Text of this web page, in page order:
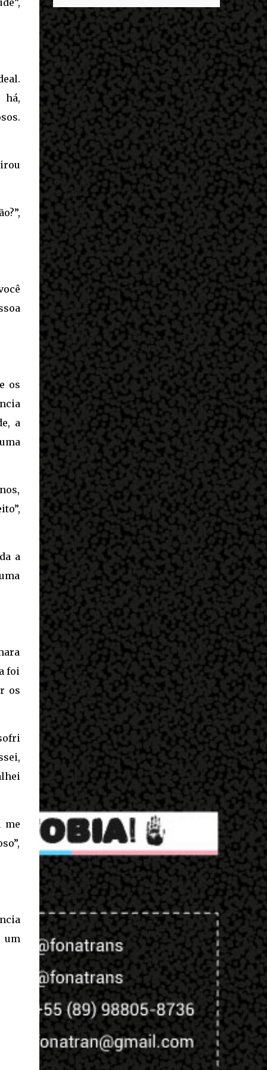
há,
os
a
a
foi
os
me
um
entrar no exército’… Essas coisas me fizeram
entrar no exército. Eu disse; ‘vou mostrar
par...
destaques é seu status de relacionamento
amoroso. Em maio deste ano, Mbappé foi
visto pela primeira vez ao lado de Inès Rau .
A modelo trans, então, passou a ser
apontada como namorada do atleta. No
entanto, os dois nunca confirmaram que a
relação existe. Quem é Inès Rau? Inès Rau é
uma modelo de descendência argelina
nascida em Paris, França. Ela ficou famosa
ao se tornar a primeira playmate trans da
Playboy , em novembro de 2017. Ela realizou
uma cirurgia de redesignação sexual aos 18
anos, mas sua identidade transgênero só se
tornou publica quando ela posou na revista
e lançou sua biografia 'Femme' , publicada
em 2018. "Eu vivi muito tempo sem falar
que era transgênero, Eu namorei muito e
quase esqueci. Eu ti...